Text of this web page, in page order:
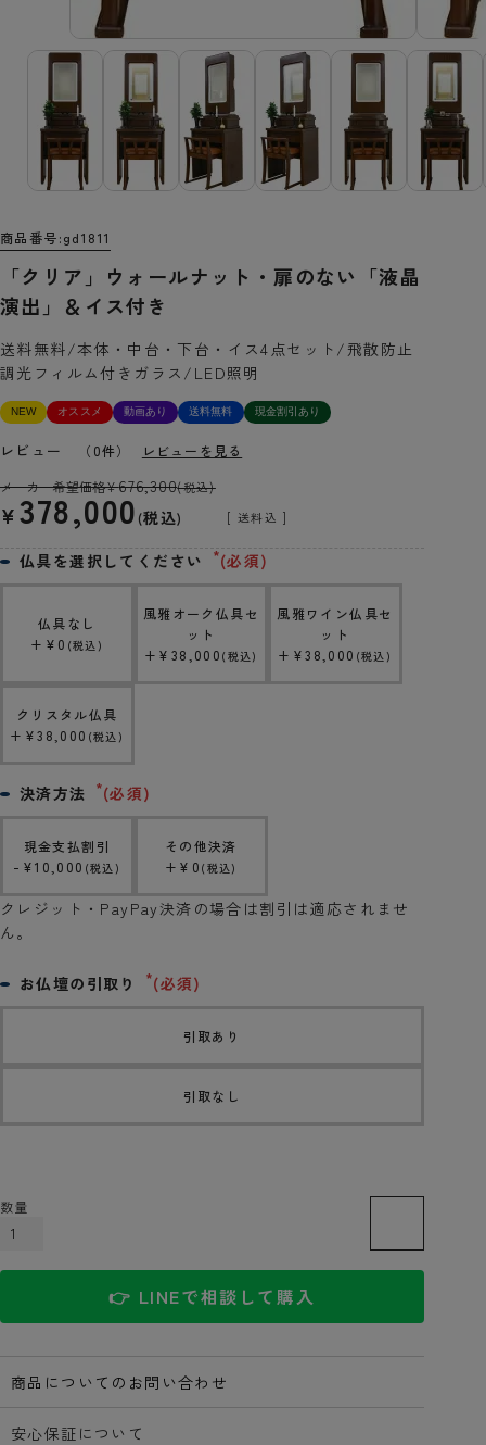
商品番号 gd1811
「クリア」ウォールナット・扉のない「液晶
演出」＆イス付き
送料無料/本体・中台・下台・イス4点セット/飛散防止
調光フィルム付きガラス/LED照明
NEW オススメ 動画あり 送料無料 現金割引あり
レビュー （0件）
レビューを見る
メーカー希望価格¥676,300(税込)
¥ 378,000 税込 送料込
お仏壇の引取り (必須)
引取あり
引取なし
仏具を選択してください (必須)
仏具なし
+ ¥ 0 税込
風雅オーク仏具セ
ット
+ ¥ 38,000 税込
風雅ワイン仏具セ
ット
+ ¥38,000 税込
クリスタル仏具
+ ¥38,000 税込
決済方法 (必須)
現金支払割引
- ¥10,000 税込
その他決済
+ ¥ 0 税込
クレジット・PayPay決済の場合は割引は適応されませ
ん。
👉 LINEで相談して購入
商品についてのお問い合わせ
安心保証について